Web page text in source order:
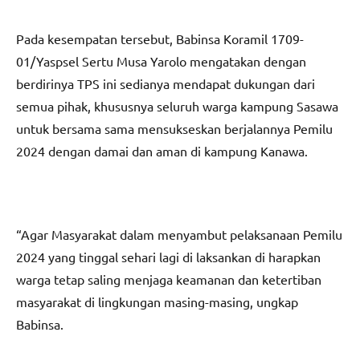
Pada kesempatan tersebut, Babinsa Koramil 1709-
01/Yaspsel Sertu Musa Yarolo mengatakan dengan
berdirinya TPS ini sedianya mendapat dukungan dari
semua pihak, khususnya seluruh warga kampung Sasawa
untuk bersama sama mensukseskan berjalannya Pemilu
2024 dengan damai dan aman di kampung Kanawa.
“Agar Masyarakat dalam menyambut pelaksanaan Pemilu
2024 yang tinggal sehari lagi di laksankan di harapkan
warga tetap saling menjaga keamanan dan ketertiban
masyarakat di lingkungan masing-masing, ungkap
Babinsa.